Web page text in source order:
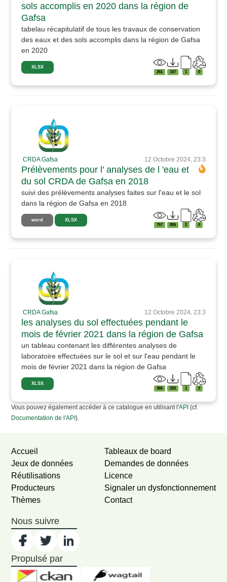
sols accomplis en 2020 dans la région de
Gafsa
tabelau récapitulatif de tous les travaux de conservation
des eaux et des sols accomplis dans la région de Gafsa
en 2020
XLSX
261 157 1 0
CRDA Gafsa 12 Octobre 2024, 23:3
Prélèvements pour l' analyses de l 'eau et
du sol CRDA de Gafsa en 2018
suivi des prélèvements analyses faites sur l'eau et le sol
dans la région de Gafsa en 2018
word XLSX
767 806 2 0
CRDA Gafsa 12 Octobre 2024, 23:3
les analyses du sol effectuées pendant le
mois de février 2021 dans la région de Gafsa
un tableau contenant les différentes analyses de
laboratoire effectuées sur le sol et sur l'eau pendant le
mois de février 2021 dans la région de Gafsa
XLSX
366 255 1 0
Vous pouvez également accéder à ce catalogue en utilisant l'API (cf.
Documentation de l'API).
Accueil
Jeux de données
Réutilisations
Producteurs
Thèmes
Tableaux de board
Demandes de données
Licence
Signaler un dysfonctionnement
Contact
Nous suivre
Propulsé par